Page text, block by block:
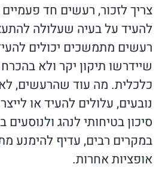
צריך לזכור, רעשים חד פעמיים
להעיד על בעיה שעלולה
רעשים מתמשכים יכולים
שיידרשו תיקון יקר ולא
כלכלית. מה עוד שהרעשים,
נובעים, עלולים להעיד או
סיכון בטיחותי לנהג ולנוסעים
במקרים רבים, עדיף להימנע
אופציות אחרות.